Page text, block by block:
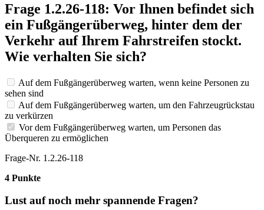
Frage 1.2.26-118: Vor Ihnen befindet sich
ein Fußgängerüberweg, hinter dem der
Verkehr auf Ihrem Fahrstreifen stockt.
Wie verhalten Sie sich?
Auf dem Fußgängerüberweg warten, wenn keine Personen zu
sehen sind
Auf dem Fußgängerüberweg warten, um den Fahrzeugrückstau
zu verkürzen
Vor dem Fußgängerüberweg warten, um Personen das
Überqueren zu ermöglichen
Frage-Nr. 1.2.26-118
4 Punkte
Lust auf noch mehr spannende Fragen?